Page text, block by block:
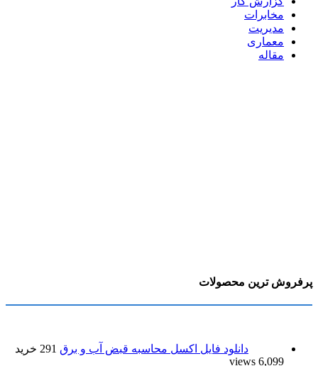
مخابرات
مدیریت
معماری
مقاله
پرفروش ترین محصولات
دانلود فایل اکسل محاسبه قبض آب و برق 291 خرید
6,099 views